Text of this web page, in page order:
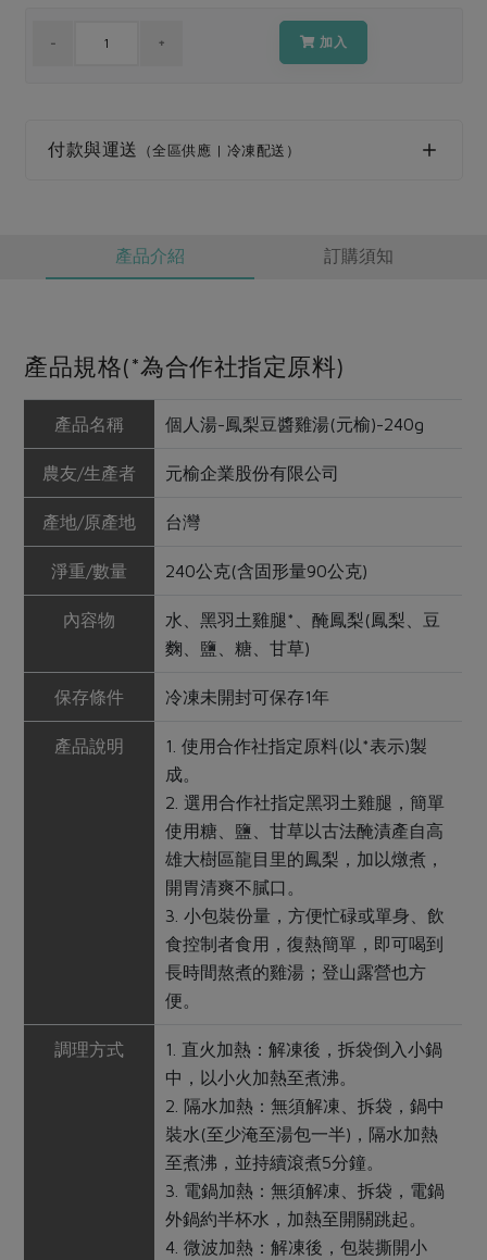
加入
付款與運送 （全區供應 | 冷凍配送）
產品介紹 訂購須知
產品規格(*為合作社指定原料)
產品名稱 個人湯-鳳梨豆醬雞湯(元榆)-240g
農友/生產者 元榆企業股份有限公司
產地/原產地 台灣
淨重/數量 240公克(含固形量90公克)
內容物
水、黑羽土雞腿*、醃鳳梨(鳳梨、豆
麴、鹽、糖、甘草)
保存條件 冷凍未開封可保存1年
產品說明
1. 使用合作社指定原料(以*表示)製
成。
2. 選用合作社指定黑羽土雞腿，簡單
使用糖、鹽、甘草以古法醃漬產自高
雄大樹區龍目里的鳳梨，加以燉煮，
開胃清爽不膩口。
3. 小包裝份量，方便忙碌或單身、飲
食控制者食用，復熱簡單，即可喝到
長時間熬煮的雞湯；登山露營也方
便。
調理方式
1. 直火加熱：解凍後，拆袋倒入小鍋
中，以小火加熱至煮沸。
2. 隔水加熱：無須解凍、拆袋，鍋中
裝水(至少淹至湯包一半)，隔水加熱
至煮沸，並持續滾煮5分鐘。
3. 電鍋加熱：無須解凍、拆袋，電鍋
外鍋約半杯水，加熱至開關跳起。
4. 微波加熱：解凍後，包裝撕開小